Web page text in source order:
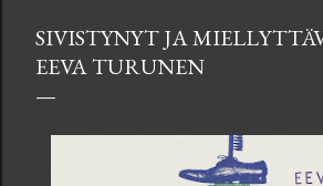
SIVISTYNYT JA
EEVA TURUNEN